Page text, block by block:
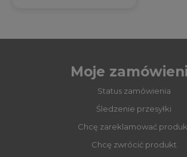
Moje
Status zamówienia
Śledzenie przesyłki
Chcę zareklamować
Chcę zwrócić produkt